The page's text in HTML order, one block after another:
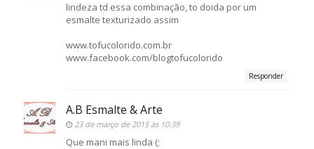
lindeza td essa combinação, to doida por um
esmalte texturizado assim
www.tofucolorido.com.br
www.facebook.com/blogtofucolorido
Responder
A.B Esmalte & Arte
23 de março de 2015 às 10:39
Que mani mais linda (;